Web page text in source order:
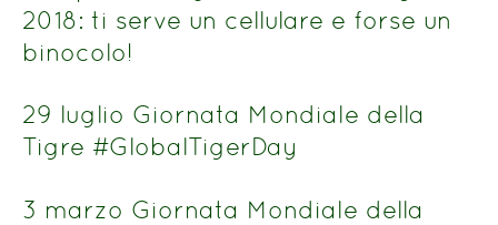
2018: ti serve un cellulare e forse un
binocolo!
29 luglio Giornata Mondiale della
Tigre #GlobalTigerDay
3 marzo Giornata Mondiale della